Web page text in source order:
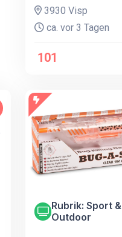
3930 Visp
ca. vor 3 Tagen
101
Rubrik: Sport &
Outdoor